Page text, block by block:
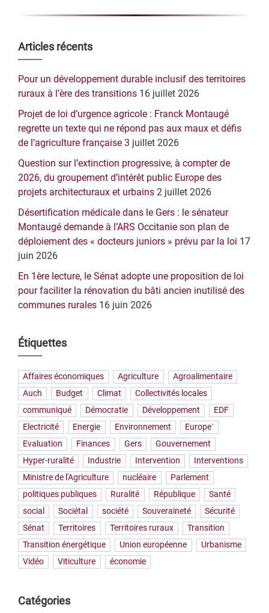
Barre
latérale
principale
Articles récents
Pour un développement durable inclusif des territoires
ruraux à l’ère des transitions 16 juillet 2026
Projet de loi d’urgence agricole : Franck Montaugé
regrette un texte qui ne répond pas aux maux et défis
de l’agriculture française 3 juillet 2026
Question sur l’extinction progressive, à compter de
2026, du groupement d’intérêt public Europe des
projets architecturaux et urbains 2 juillet 2026
Désertification médicale dans le Gers : le sénateur
Montaugé demande à l’ARS Occitanie son plan de
déploiement des « docteurs juniors » prévu par la loi 17
juin 2026
En 1ère lecture, le Sénat adopte une proposition de loi
pour faciliter la rénovation du bâti ancien inutilisé des
communes rurales 16 juin 2026
Étiquettes
Affaires économiques Agriculture
Agroalimentaire
Auch
Budget Climat
Collectivités locales
communiqué
Démocratie Développement
EDF
Electricité
Energie Environnement
Europe`
Evaluation
Finances Gers
Gouvernement
Hyper-ruralité
Industrie Intervention
Interventions
Ministre de l'Agriculture
nucléaire
Parlement
politiques publiques
Ruralité République
Santé
social
Sociétal société Souveraineté
Sécurité
Sénat
Territoires Territoires ruraux
Transition
Transition énergétique
Union européenne
Urbanisme
Vidéo
Viticulture économie
Catégories